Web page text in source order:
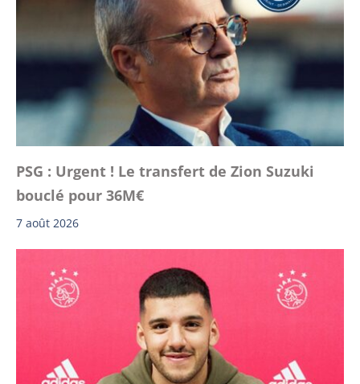
PSG : Urgent ! Le transfert de Zion Suzuki
bouclé pour 36M€
7 août 2026